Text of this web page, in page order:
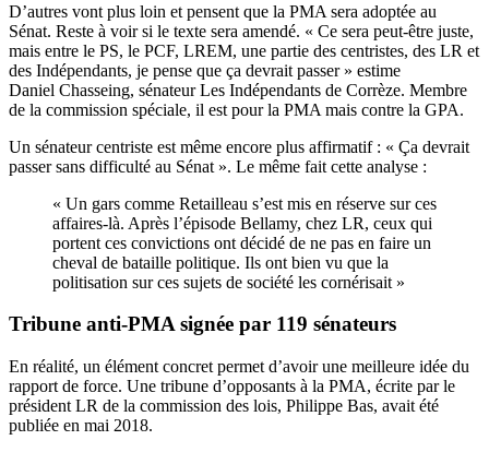
D’autres vont plus loin et pensent que la PMA sera adoptée au
Sénat. Reste à voir si le texte sera amendé. « Ce sera peut-être juste,
mais entre le PS, le PCF, LREM, une partie des centristes, des LR et
des Indépendants, je pense que ça devrait passer » estime
Daniel Chasseing, sénateur Les Indépendants de Corrèze. Membre
de la commission spéciale, il est pour la PMA mais contre la GPA.
Un sénateur centriste est même encore plus affirmatif : « Ça devrait
passer sans difficulté au Sénat ». Le même fait cette analyse :
« Un gars comme Retailleau s’est mis en réserve sur ces
affaires-là. Après l’épisode Bellamy, chez LR, ceux qui
portent ces convictions ont décidé de ne pas en faire un
cheval de bataille politique. Ils ont bien vu que la
politisation sur ces sujets de société les cornérisait »
Tribune anti-PMA signée par 119 sénateurs
En réalité, un élément concret permet d’avoir une meilleure idée du
rapport de force. Une tribune d’opposants à la PMA, écrite par le
président LR de la commission des lois, Philippe Bas, avait été
publiée en mai 2018.